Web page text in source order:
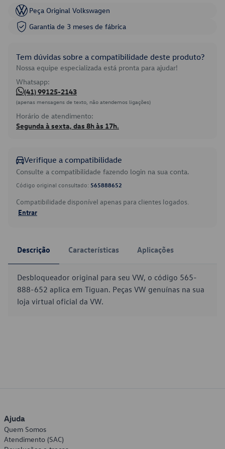
Peça Original Volkswagen
Garantia de 3 meses de fábrica
Tem dúvidas sobre a compatibilidade deste produto?
Nossa equipe especializada está pronta para ajudar!
Whatsapp:
(41) 99125-2143
(apenas mensagens de texto, não atendemos ligações)
Horário de atendimento:
Segunda à sexta, das 8h às 17h.
Verifique a compatibilidade
Consulte a compatibilidade fazendo login na sua conta.
Código original consultado: 565888652
Compatibilidade disponível apenas para clientes logados.
Entrar
Descrição Características Aplicações
Desbloqueador original para seu VW, o código 565-
888-652 aplica em Tiguan. Peças VW genuínas na sua
loja virtual oficial da VW.
Ajuda
Quem Somos
Atendimento (SAC)